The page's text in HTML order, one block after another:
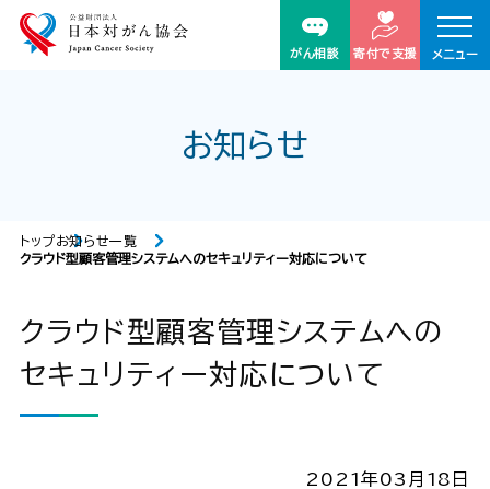
がん相談 寄付で支援 メニュー
お知らせ
トップお知らせ一覧
クラウド型顧客管理システムへのセキュリティー対応について
クラウド型顧客管理システムへの
セキュリティー対応について
2021年03月18日